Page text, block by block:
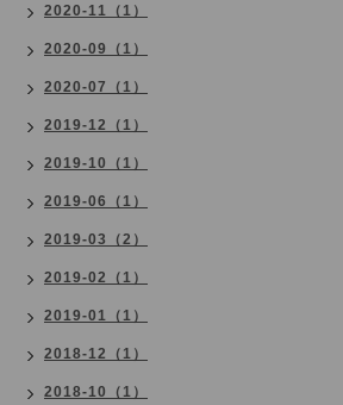
2020-11（1）
2020-09（1）
2020-07（1）
2019-12（1）
2019-10（1）
2019-06（1）
2019-03（2）
2019-02（1）
2019-01（1）
2018-12（1）
2018-10（1）